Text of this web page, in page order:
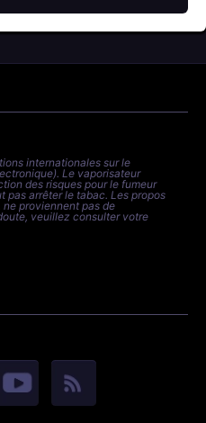
internationales sur le
Le vaporisateur
des risques pour le fumeur
pas arrêter le tabac. Les propos
proviennent pas de
veuillez consulter votre